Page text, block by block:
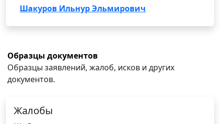
Шакуров Ильнур Эльмирович
Образцы документов
Образцы заявлений, жалоб, исков и других
документов.
Жалобы